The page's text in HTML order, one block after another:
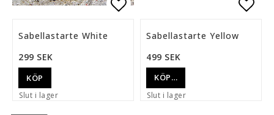
Lägg till i favoritlistan
Sabellastarte White
299 SEK
Slut i lager
KÖP
Sabellastarte Yellow
499 SEK
Slut i lager
KÖP…